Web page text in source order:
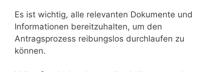
Es ist wichtig, alle relevanten Dokumente und
Informationen bereitzuhalten, um den
Antragsprozess reibungslos durchlaufen zu
können.